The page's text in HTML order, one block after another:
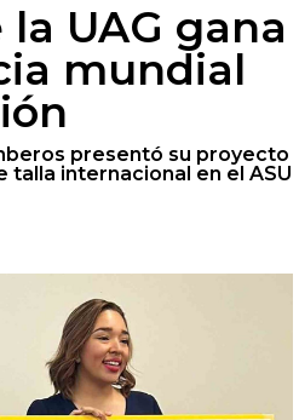
UAG gana
mundial
presentó su proyecto
internacional en el ASU